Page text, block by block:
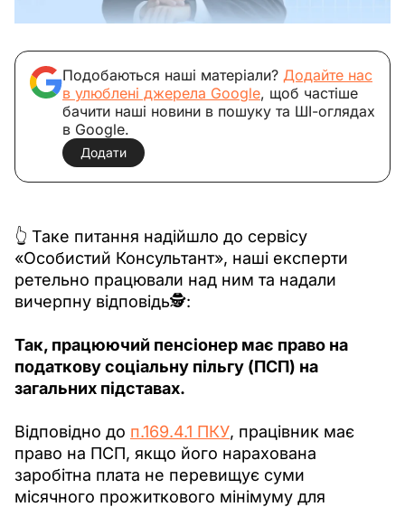
Подобаються наші матеріали? Додайте нас
в улюблені джерела Google, щоб частіше
бачити наші новини в пошуку та ШІ-оглядах
в Google.
Додати
👆 Таке питання надійшло до сервісу
«Особистий Консультант», наші експерти
ретельно працювали над ним та надали
вичерпну відповідь🕵️:
Так, працюючий пенсіонер має право на
податкову соціальну пільгу (ПСП) на
загальних підставах.
Відповідно до п.169.4.1 ПКУ, працівник має
право на ПСП, якщо його нарахована
заробітна плата не перевищує суми
місячного прожиткового мінімуму для